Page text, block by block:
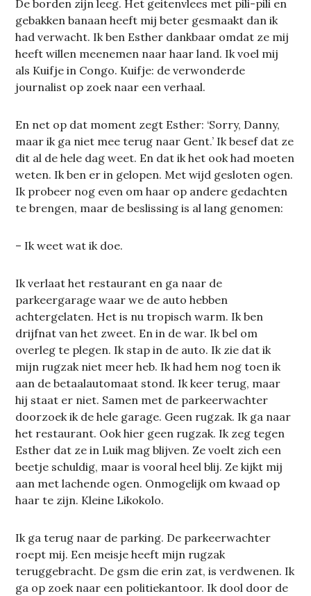
De borden zijn leeg. Het geitenvlees met pili-pili en
gebakken banaan heeft mij beter gesmaakt dan ik
had verwacht. Ik ben Esther dankbaar omdat ze mij
heeft willen meenemen naar haar land. Ik voel mij
als Kuifje in Congo. Kuifje: de verwonderde
journalist op zoek naar een verhaal.
En net op dat moment zegt Esther: ‘Sorry, Danny,
maar ik ga niet mee terug naar Gent.’ Ik besef dat ze
dit al de hele dag weet. En dat ik het ook had moeten
weten. Ik ben er in gelopen. Met wijd gesloten ogen.
Ik probeer nog even om haar op andere gedachten
te brengen, maar de beslissing is al lang genomen:
– Ik weet wat ik doe.
Ik verlaat het restaurant en ga naar de
parkeergarage waar we de auto hebben
achtergelaten. Het is nu tropisch warm. Ik ben
drijfnat van het zweet. En in de war. Ik bel om
overleg te plegen. Ik stap in de auto. Ik zie dat ik
mijn rugzak niet meer heb. Ik had hem nog toen ik
aan de betaalautomaat stond. Ik keer terug, maar
hij staat er niet. Samen met de parkeerwachter
doorzoek ik de hele garage. Geen rugzak. Ik ga naar
het restaurant. Ook hier geen rugzak. Ik zeg tegen
Esther dat ze in Luik mag blijven. Ze voelt zich een
beetje schuldig, maar is vooral heel blij. Ze kijkt mij
aan met lachende ogen. Onmogelijk om kwaad op
haar te zijn. Kleine Likokolo.
Ik ga terug naar de parking. De parkeerwachter
roept mij. Een meisje heeft mijn rugzak
teruggebracht. De gsm die erin zat, is verdwenen. Ik
ga op zoek naar een politiekantoor. Ik dool door de